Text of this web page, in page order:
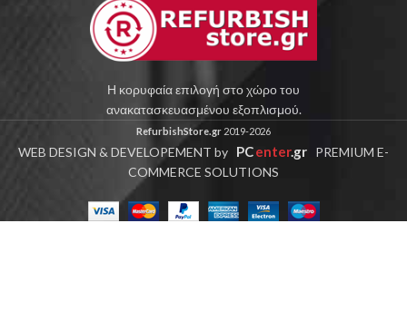
Η κορυφαία επιλογή στο χώρο του
ανακατασκευασμένου εξοπλισμού.
RefurbishStore.gr 2019-2026
WEB DESIGN & DEVELOPEMENT by PCenter.gr PREMIUM E-
COMMERCE SOLUTIONS